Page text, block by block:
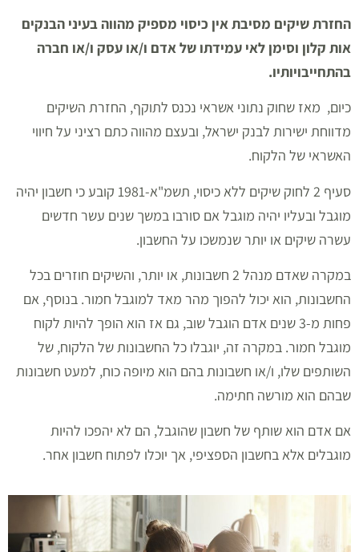
החזרת שיקים מסיבת אין כיסוי מספיק מהווה בעיני הבנקים
אות קלון וסימן לאי עמידתו של אדם ו/או עסק ו/או חברה
בהתחייבויותיו.
כיום, מאז שחוק נתוני אשראי נכנס לתוקף, החזרת השיקים
מדווחת ישירות לבנק ישראל, ובעצם מהווה כתם רציני על חיווי
האשראי של הלקוח.
סעיף 2 לחוק שיקים ללא כיסוי, תשמ"א-1981 קובע כי חשבון יהיה
מוגבל ובעליו יהיה מוגבל אם סורבו במשך שנים עשר חדשים
עשרה שיקים או יותר שנמשכו על החשבון.
במקרה שאדם מנהל 2 חשבונות, או יותר, והשיקים חוזרים בכל
החשבונות, הוא יכול להפוך מהר מאד למוגבל חמור. בנוסף, אם
פחות מ-3 שנים אדם הוגבל שוב, גם אז הוא הופך להיות לקוח
מוגבל חמור. במקרה זה, יוגבלו כל החשבונות של הלקוח, של
השותפים שלו, ו/או חשבונות בהם הוא מיופה כוח, למעט חשבונות
שבהם הוא מורשה חתימה.
אם אדם הוא שותף של חשבון שהוגבל, הם לא יהפכו להיות
מוגבלים אלא בחשבון הספציפי, אך יוכלו לפתוח חשבון אחר.